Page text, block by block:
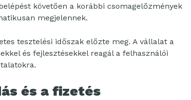
követően a korábbi csomagelőzmények
megjelennek.
tesztelési időszak előzte meg. A vállalat a
és fejlesztésekkel reagál a felhasználói
és a fizetés